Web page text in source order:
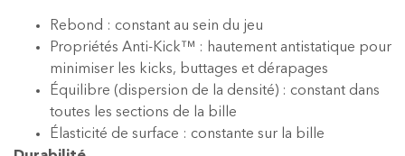
Rebond : constant au sein du jeu
Propriétés Anti-Kick™ : hautement antistatique pour
minimiser les kicks, buttages et dérapages
Équilibre (dispersion de la densité) : constant dans
toutes les sections de la bille
Élasticité de surface : constante sur la bille